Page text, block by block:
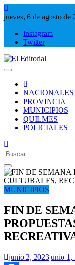
Saltar
al
jueves, 6 de agosto de
Instagram
Twitter
NACIONALES
PROVINCIA
MUNICIPIOS
QUILMES
POLICIALES
Buscar:
MUNICIPIOS
FIN DE
junio 2, 2023junio 1,